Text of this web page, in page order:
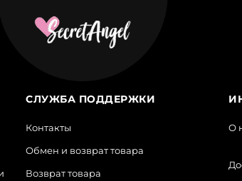
СЛУЖБА ПОДДЕРЖКИ
Контакты
Обмен и возврат товара
Возврат товара
О